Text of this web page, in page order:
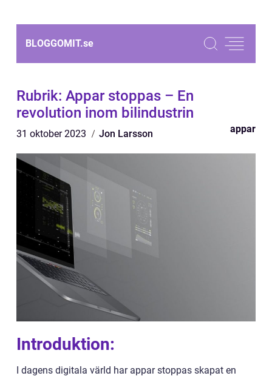
BLOGGOMIT.se
Rubrik: Appar stoppas – En
revolution inom bilindustrin
31 oktober 2023 Jon Larsson appar
Introduktion:
I dagens digitala värld har appar stoppas skapat en